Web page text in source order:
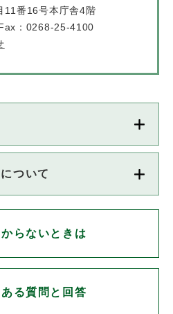
11番16号本庁舎4階
：0268-25-4100
ついて
からないときは
ある質問と回答